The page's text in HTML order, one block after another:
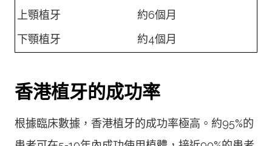
上顎植牙
約6個月
下顎植牙
約4個月
香港植牙的成功率
根據臨床數據，香港植牙的成功率極高。約95%的